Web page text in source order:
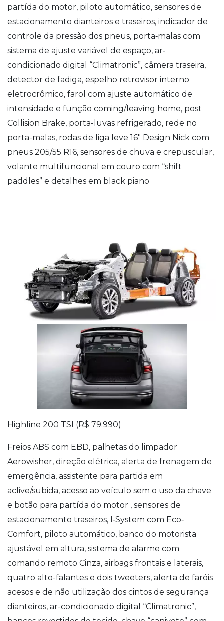
partída do motor, piloto automático, sensores de
estacionamento dianteiros e traseiros, indicador de
controle da pressão dos pneus, porta‐malas com
sistema de ajuste variável de espaço, ar‐
condicionado digital “Climatronic”, câmera traseira,
detector de fadiga, espelho retrovisor interno
eletrocrômico, farol com ajuste automático de
intensidade e função coming/leaving home, post
Collision Brake, porta-luvas refrigerado, rede no
porta-malas, rodas de liga leve 16″ Design Nick com
pneus 205/55 R16, sensores de chuva e crepuscular,
volante multifuncional em couro com “shift
paddles” e detalhes em black piano
Highline 200 TSI (R$ 79.990)
Freios ABS com EBD, palhetas do limpador
Aerowisher, direção elétrica, alerta de frenagem de
emergência, assistente para partida em
aclive/subida, acesso ao veículo sem o uso da chave
e botão para partída do motor , sensores de
estacionamento traseiros, I‐System com Eco‐
Comfort, piloto automático, banco do motorista
ajustável em altura, sistema de alarme com
comando remoto Cinza, airbags frontais e laterais,
quatro alto-falantes e dois tweeters, alerta de faróis
acesos e de não utilização dos cintos de segurança
dianteiros, ar-condicionado digital “Climatronic”,